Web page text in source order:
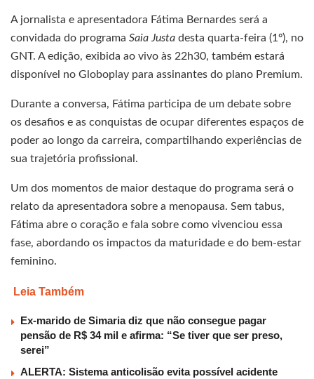
A jornalista e apresentadora Fátima Bernardes será a
convidada do programa Saia Justa desta quarta-feira (1º), no
GNT. A edição, exibida ao vivo às 22h30, também estará
disponível no Globoplay para assinantes do plano Premium.
Durante a conversa, Fátima participa de um debate sobre
os desafios e as conquistas de ocupar diferentes espaços de
poder ao longo da carreira, compartilhando experiências de
sua trajetória profissional.
Um dos momentos de maior destaque do programa será o
relato da apresentadora sobre a menopausa. Sem tabus,
Fátima abre o coração e fala sobre como vivenciou essa
fase, abordando os impactos da maturidade e do bem-estar
feminino.
Leia Também
Ex-marido de Simaria diz que não consegue pagar
pensão de R$ 34 mil e afirma: “Se tiver que ser preso,
serei”
ALERTA: Sistema anticolisão evita possível acidente